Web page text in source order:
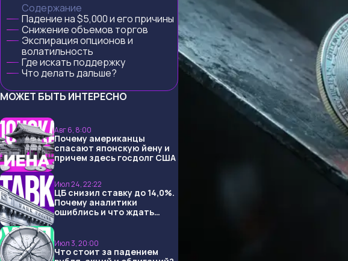
Содержание
Падение на $5,000 и его причины
Снижение объемов торгов
Экспирация опционов и
волатильность
Где искать поддержку
Что делать дальше?
МОЖЕТ БЫТЬ ИНТЕРЕСНО
Авг 6, 8:00
Почему американцы
спасают японскую йену и
причем здесь госдолг США
Июл 24, 22:22
ЦБ снизил ставку до 14,0%.
Почему аналитики
ошиблись и что ждать
Июл 3, 20:00
Что стоит за падением